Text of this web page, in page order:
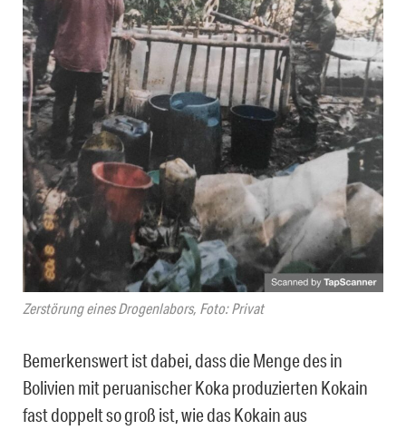
Zerstörung eines Drogenlabors, Foto: Privat
Bemerkenswert ist dabei, dass die Menge des in
Bolivien mit peruanischer Koka produzierten Kokain
fast doppelt so groß ist, wie das Kokain aus